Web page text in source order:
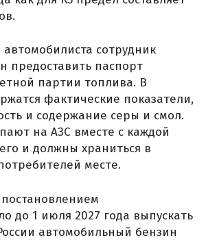
сотрудник
предоставить паспорт
партии топлива. В
фактические показатели,
и содержание серы и смол.
на АЗС вместе с каждой
и должны храниться в
месте.
до 1 июля 2027 года выпускать
автомобильный бензин